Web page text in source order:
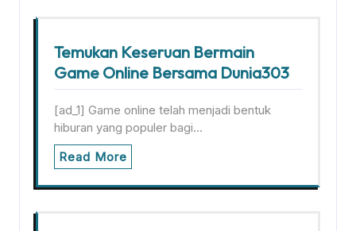
Temukan Keseruan Bermain
Game Online Bersama Dunia303
[ad_1] Game online telah menjadi bentuk
hiburan yang populer bagi…
Read More